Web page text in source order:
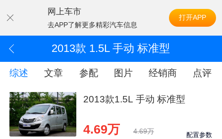
网上车市
去APP了解更多精彩汽车信息
打开APP
2013款 1.5L 手动 标准型
综述 文章 参配 图片 经销商 点评
2013款1.5L 手动 标准型
4.69万 4.69万 配置参数